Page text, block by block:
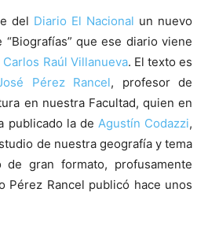
del Diario El Nacional un nuevo
que ese diario viene
Carlos Raúl Villanueva. El texto es
Pérez Rancel, profesor de
en nuestra Facultad, quien en
publicado la de Agustín Codazzi,
de nuestra geografía y tema
gran formato, profusamente
Pérez Rancel publicó hace unos